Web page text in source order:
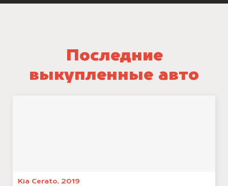
Последние
выкупленные авто
Kia Cerato, 2019